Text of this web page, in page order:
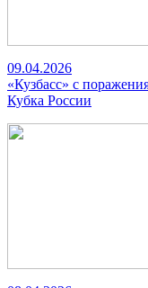
09.04.2026
«Кузбасс» с
Кубка России